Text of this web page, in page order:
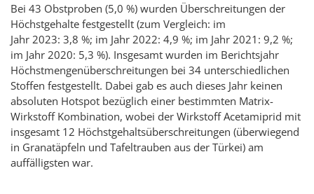
Bei 43 Obstproben (5,0 %) wurden Überschreitungen der
Höchstgehalte festgestellt (zum Vergleich: im
Jahr 2023: 3,8 %; im Jahr 2022: 4,9 %; im Jahr 2021: 9,2 %;
im Jahr 2020: 5,3 %). Insgesamt wurden im Berichtsjahr
Höchstmengenüberschreitungen bei 34 unterschiedlichen
Stoffen festgestellt. Dabei gab es auch dieses Jahr keinen
absoluten Hotspot bezüglich einer bestimmten Matrix-
Wirkstoff Kombination, wobei der Wirkstoff Acetamiprid mit
insgesamt 12 Höchstgehaltsüberschreitungen (überwiegend
in Granatäpfeln und Tafeltrauben aus der Türkei) am
auffälligsten war.